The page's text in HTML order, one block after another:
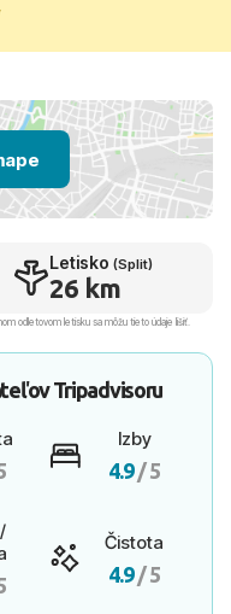
Letisko (Split)
26 km
odletovom letisku sa môžu tieto údaje líšiť.
Tripadvisoru
Izby
4.9/ 5
Čistota
4.9/ 5